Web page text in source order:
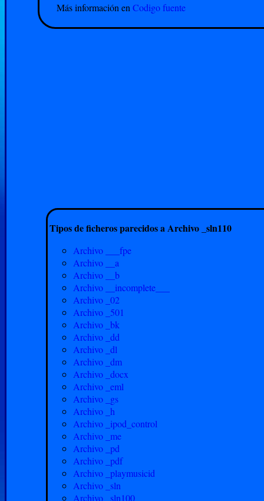
Más información en Codigo fuente
Tipos de ficheros parecidos a Archivo _sln110
Archivo ___fpe
Archivo __a
Archivo __b
Archivo __incomplete___
Archivo _02
Archivo _501
Archivo _bk
Archivo _dd
Archivo _dl
Archivo _dm
Archivo _docx
Archivo _eml
Archivo _gs
Archivo _h
Archivo _ipod_control
Archivo _me
Archivo _pd
Archivo _pdf
Archivo _playmusicid
Archivo _sln
Archivo _sln100